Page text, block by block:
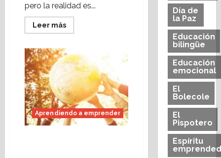
pero la realidad es...
Leer másLeer
más
Aprendiendo
a
emprender:
¿Qué
es
el
sentido
de
la
iniciativa
y
el
Aprendiendo a emprender
Día de
la Paz
Educación
bilingüe
Educación
emocional
El
Bolecole
El
Pispotero
Espíritu